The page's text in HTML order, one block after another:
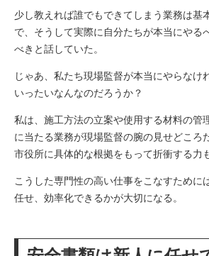
少し教えれば誰でもできてしまう業務は基
で、そうして実際に自分たちが本当にやる
べきと話していた。
じゃあ、私たち現場監督が本当にやらなけ
いったいなんなのだろうか？
私は、施工方法の立案や使用する材料の管
に当たる業務が現場監督の腕の見せどころ
市役所に具体的な根拠をもって折衝する力
こうした専門性の高い仕事をこなすために
任せ、効率化できるかが大切になる。